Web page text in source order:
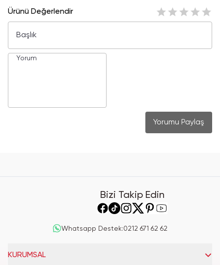
Ürünü Değerlendir
Yorumu Paylaş
Bizi Takip Edin
Whatsapp Destek:0212 671 62 62
KURUMSAL